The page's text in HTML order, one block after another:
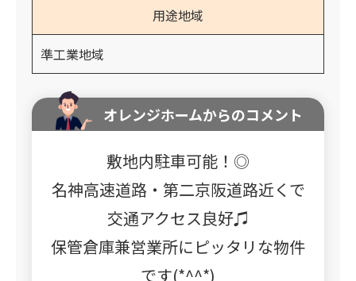
用途地域
準工業地域
オレンジホームからのコメント
敷地内駐車可能！◎
名神高速道路・第二京阪道路近くで
交通アクセス良好♫
保管倉庫兼営業所にピッタリな物件
です(*^^*)